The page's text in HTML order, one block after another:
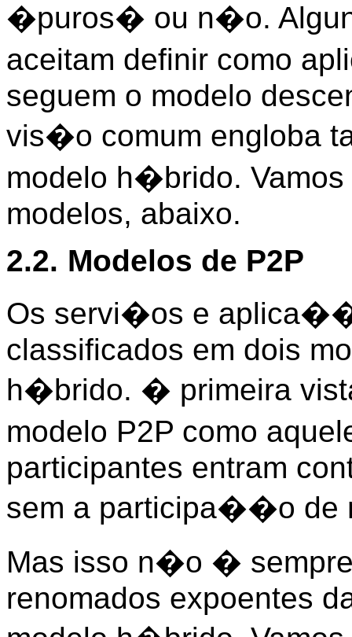
�puros� ou n�o.
aceitam definir como
seguem o modelo
vis�o comum engloba
modelo h�brido.
modelos, abaixo.
2.2. Modelos de P2P
Os servi�os e
classificados em dois
h�brido. � primeira
modelo P2P como
participantes entram
sem a participa��o de
Mas isso n�o �
renomados expoentes